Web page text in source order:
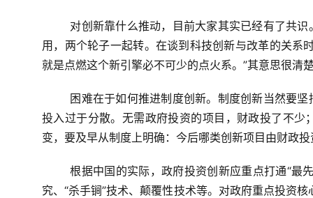
对创新靠什么推动，目前大家其实已经有了共
用，两个轮子一起转。在谈到科技创新与改革的关系
就是点燃这个新引擎必不可少的点火系。”其意思很清
困难在于如何推进制度创新。制度创新当然要
投入过于分散。无需政府投资的项目，财政投了不
变，要及早从制度上明确：今后哪类创新项目由财政
根据中国的实际，政府投资创新应重点打通“最
究、“杀手锏”技术、颠覆性技术等。对政府重点投资